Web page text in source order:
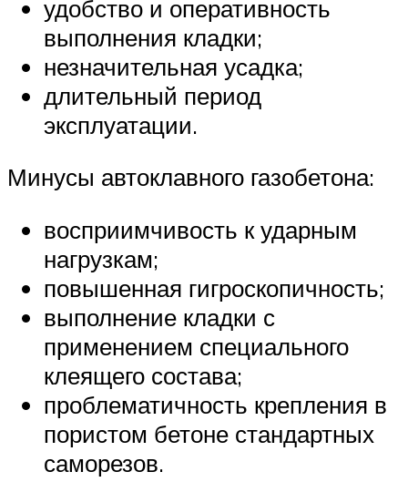
удобство и оперативность
выполнения кладки;
незначительная усадка;
длительный период
эксплуатации.
Минусы автоклавного газобетона:
восприимчивость к ударным
нагрузкам;
повышенная гигроскопичность;
выполнение кладки с
применением специального
клеящего состава;
проблематичность крепления в
пористом бетоне стандартных
саморезов.